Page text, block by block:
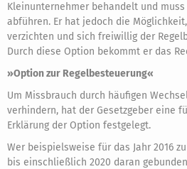
Kleinunternehmer behandelt und
abführen. Er hat jedoch die
verzichten und sich freiwillig der
Durch diese Option bekommt er das
»Option zur Regelbesteuerung«
Um Missbrauch durch häufigen
verhindern, hat der Gesetzgeber eine
Erklärung der Option festgelegt.
Wer beispielsweise für das Jahr 2016
bis einschließlich 2020 daran